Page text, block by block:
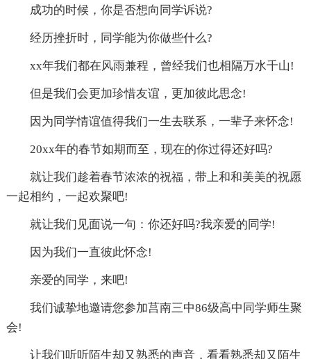
成功的时候，你是否想向同学诉说?
经历挫折时，同学能为你做些什么?
xx年我们都在风雨兼程，曾经我们也相隔万水千山!
但是我们会更加珍惜友谊，更加彼此思念!
因为同学情谊值得我们一生去联系，一辈子来怀念!
20xx年的春节如期而至，现在的你过得还好吗?
就让我们趁着春节浓浓的祝福，带上和和美美的祝愿
一起相约，一起欢聚吧!
就让我们见面说一句：你还好吗?我亲爱的同学!
因为我们一直彼此怀念!
亲爱的同学，来吧!
我们诚挚地邀请您参加莒南三中86级高中同学师生聚
会!
让我们听听陌生却又熟悉的声音，看看熟悉却又陌生